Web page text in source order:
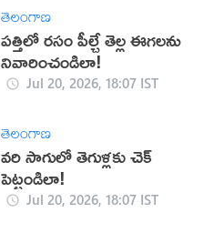
తెలంగాణ
పత్తిలో రసం పీల్చే తెల్ల ఈగలను
నివారించండిలా!
Jul 20, 2026, 18:07 IST
తెలంగాణ
వరి సాగులో తెగుళ్లకు చెక్
పెట్టండిలా!
Jul 20, 2026, 18:07 IST